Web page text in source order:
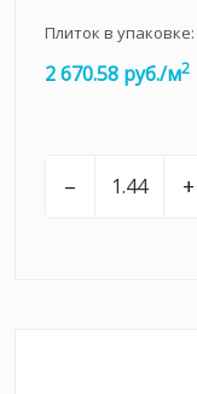
Плиток в упаковке:
2 670.58 руб./м2
– +